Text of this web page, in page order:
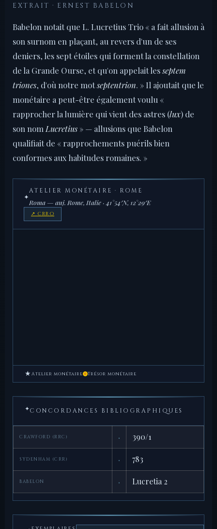
EXTRAIT · ERNEST BABELON
Babelon notait que L. Lucretius Trio « a fait allusion à
son surnom en plaçant, au revers d'un de ses
deniers, les sept étoiles qui forment la constellation
de la Grande Ourse, et qu'on appelait lesseptem
triones, d'où notre motseptentrion. » Il ajoutait que le
monétaire a peut-être également voulu «
rapprocher la lumière qui vient des astres (lux) de
son nom Lucretius » — allusions que Babelon
qualifiait de « rapprochements puérils bien
conformes aux habitudes romaines. »
✦
ATELIER MONÉTAIRE · ROME
Roma — auj. Rome, Italie · 41°54′N, 12°29′E
↗ CRRO
★ Atelier monétaire Trésor monétaire
✦CONCORDANCES BIBLIOGRAPHIQUES
CRAWFORD (RRC) · 390/1
SYDENHAM (CRR) · 783
BABELON · Lucretia 2